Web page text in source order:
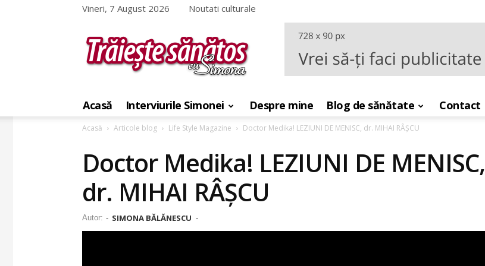
Vineri, 7 August 2026 Noutati culturale
sanatos
Simona
Acasă Interviurile Simonei Despre mine Blog de sănătate Contact
Acasă Articole blog Life Style Magazine Doctor Medika! LEZIUNI DE MENISC, dr. MIHAI RÂȘCU
Doctor Medika! LEZIUNI DE MENISC,
dr. MIHAI RÂȘCU
Autor: - SIMONA BĂLĂNESCU -